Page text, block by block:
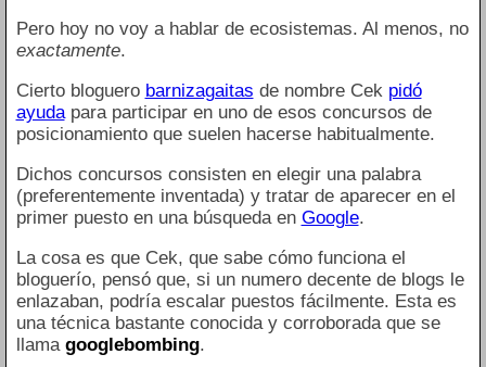
Pero hoy no voy a hablar de ecosistemas. Al menos, no
exactamente.
Cierto bloguero barnizagaitas de nombre Cek pidó
ayudapara participar en uno de esos concursos de
posicionamiento que suelen hacerse habitualmente.
Dichos concursos consisten en elegir una palabra
(preferentemente inventada) y tratar de aparecer en el
primer puesto en una búsqueda en Google.
La cosa es que Cek, que sabe cómo funciona el
bloguerío, pensó que, si un numero decente de blogs le
enlazaban, podría escalar puestos fácilmente. Esta es
una técnica bastante conocida y corroborada que se
llama googlebombing.